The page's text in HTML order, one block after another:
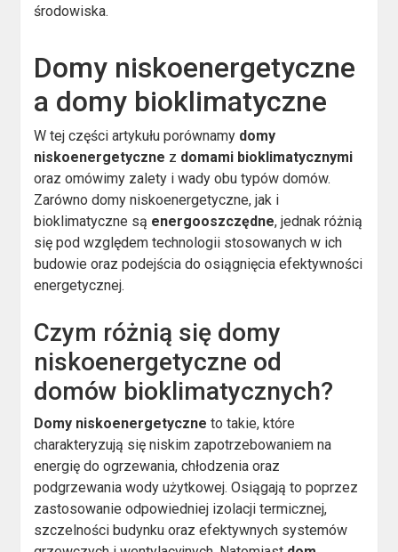
środowiska.
Domy niskoenergetyczne
a domy bioklimatyczne
W tej części artykułu porównamy domy
niskoenergetyczne z domami bioklimatycznymi
oraz omówimy zalety i wady obu typów domów.
Zarówno domy niskoenergetyczne, jak i
bioklimatyczne są energooszczędne, jednak różnią
się pod względem technologii stosowanych w ich
budowie oraz podejścia do osiągnięcia efektywności
energetycznej.
Czym różnią się domy
niskoenergetyczne od
domów bioklimatycznych?
Domy niskoenergetyczne to takie, które
charakteryzują się niskim zapotrzebowaniem na
energię do ogrzewania, chłodzenia oraz
podgrzewania wody użytkowej. Osiągają to poprzez
zastosowanie odpowiedniej izolacji termicznej,
szczelności budynku oraz efektywnych systemów